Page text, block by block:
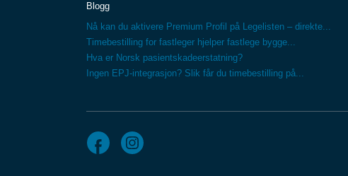
Blogg
Nå kan du aktivere Premium Profil på Legelisten – direkte...
Timebestilling for fastleger hjelper fastlege bygge...
Hva er Norsk pasientskadeerstatning?
Ingen EPJ-integrasjon? Slik får du timebestilling på...